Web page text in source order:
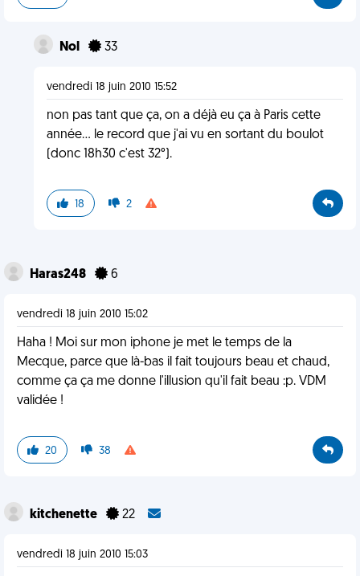
Nol 33
vendredi 18 juin 2010 15:52
non pas tant que ça, on a déjà eu ça à Paris cette
année... le record que j'ai vu en sortant du boulot
(donc 18h30 c'est 32°).
18 2
Haras248 6
vendredi 18 juin 2010 15:02
Haha ! Moi sur mon iphone je met le temps de la
Mecque, parce que là-bas il fait toujours beau et chaud,
comme ça ça me donne l'illusion qu'il fait beau :p. VDM
validée !
20 38
kitchenette 22
vendredi 18 juin 2010 15:03